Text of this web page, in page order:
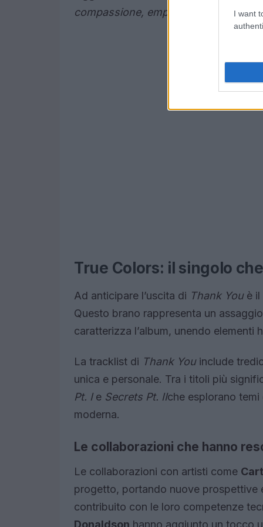
I want
compassione, empatia e uguaglianza
True Colors: il singolo
Ad anticipare l’uscita di Thank Youè il
Questo brano rappresenta un
caratterizza l’album, unendo elementi
La tracklist di Thank Youinclude
unica e personale. Tra i titoli più
Pt. Ie Secrets Pt. IIche esplorano temi
moderna.
Le collaborazioni che hanno
Le collaborazioni con artisti come
progetto, portando nuove prospettive
contribuito con le loro competenze
Donaldson hanno aggiunto un tocco